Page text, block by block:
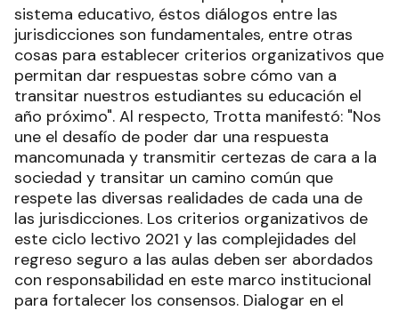
sistema educativo, éstos diálogos entre las
jurisdicciones son fundamentales, entre otras
cosas para establecer criterios organizativos que
permitan dar respuestas sobre cómo van a
transitar nuestros estudiantes su educación el
año próximo". Al respecto, Trotta manifestó: "Nos
une el desafío de poder dar una respuesta
mancomunada y transmitir certezas de cara a la
sociedad y transitar un camino común que
respete las diversas realidades de cada una de
las jurisdicciones. Los criterios organizativos de
este ciclo lectivo 2021 y las complejidades del
regreso seguro a las aulas deben ser abordados
con responsabilidad en este marco institucional
para fortalecer los consensos. Dialogar en el